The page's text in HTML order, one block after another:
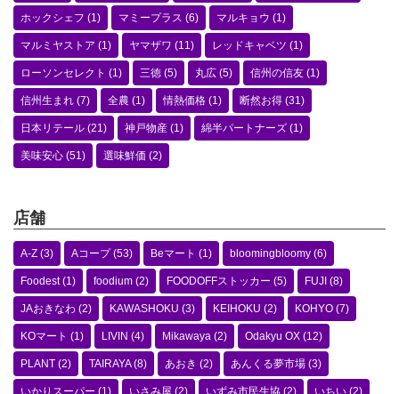
ホックシェフ (1) マミープラス (6) マルキョウ (1)
マルミヤストア (1) ヤマザワ (11) レッドキャベツ (1)
ローソンセレクト (1) 三徳 (5) 丸広 (5) 信州の信友 (1)
信州生まれ (7) 全農 (1) 情熱価格 (1) 断然お得 (31)
日本リテール (21) 神戸物産 (1) 綿半パートナーズ (1)
美味安心 (51) 選味鮮価 (2)
店舗
A-Z (3) Aコープ(53) Beマート (1) bloomingbloomy (6)
Foodest(1) foodium (2) FOODOFFストッカー (5) FUJI (8)
JAおきなわ (2) KAWASHOKU (3) KEIHOKU (2) KOHYO (7)
KOマート (1) LIVIN (4) Mikawaya (2) Odakyu OX (12)
PLANT (2) TAIRAYA(8) あおき (2) あんくる夢市場 (3)